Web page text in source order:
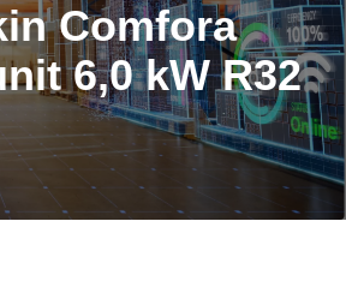
Comfora
6,0 kW R32